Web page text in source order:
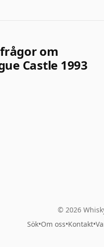
om
Castle 1993
© 2026
Sök•Om oss•Kontakt•